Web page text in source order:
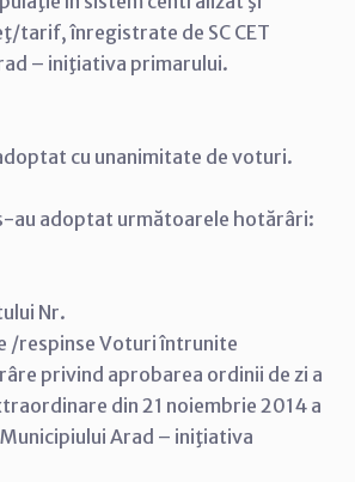
tarif, înregistrate de SC CET
– iniţiativa primarului.
cu unanimitate de voturi.
au adoptat următoarele hotărâri:
Nr.
/respinse Voturi întrunite
privind aprobarea ordinii de zi a
din 21 noiembrie 2014 a
Municipiului Arad – iniţiativa